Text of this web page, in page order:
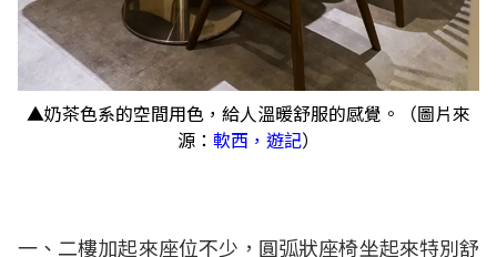
▲奶茶色系的空間用色，給人溫暖舒服的感覺。（圖片來
源： 軟西，遊記）
一、二樓加起來座位不少，圓弧狀座椅坐起來特別舒